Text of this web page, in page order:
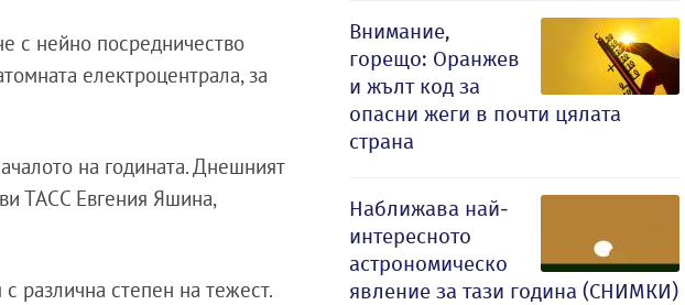
с нейно посредничество
електроцентрала, за
на годината. Днешният
ТАСС Евгения Яшина,
различна степен на тежест.
Внимание,
горещо: Оранжев
и жълт код за
опасни жеги в почти цялата
страна
Наближава най-
интересното
астрономическо
явление за тази година (СНИМКИ)